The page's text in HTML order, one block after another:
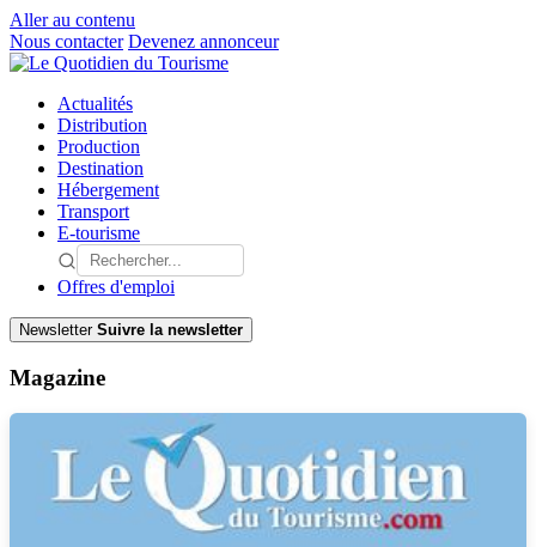
Aller au contenu
Nous contacter Devenez annonceur
Actualités
Distribution
Production
Destination
Hébergement
Transport
E-tourisme
Offres d'emploi
Newsletter Suivre la newsletter
Magazine